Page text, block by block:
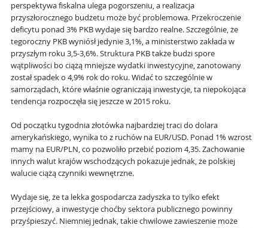
perspektywa fiskalna ulega pogorszeniu, a realizacja
przyszłorocznego budżetu może być problemowa. Przekroczenie
deficytu ponad 3% PKB wydaje się bardzo realne. Szczególnie, że
tegoroczny PKB wyniósł jedynie 3,1%, a ministerstwo zakłada w
przyszłym roku 3,5-3,6%. Struktura PKB także budzi spore
wątpliwości bo ciążą mniejsze wydatki inwestycyjne, zanotowany
został spadek o 4,9% rok do roku. Widać to szczególnie w
samorządach, które właśnie ograniczają inwestycje, ta niepokojąca
tendencja rozpoczęła się jeszcze w 2015 roku.
Od początku tygodnia złotówka najbardziej traci do dolara
amerykańskiego, wynika to z ruchów na EUR/USD. Ponad 1% wzrost
mamy na EUR/PLN, co pozwoliło przebić poziom 4,35. Zachowanie
innych walut krajów wschodzących pokazuje jednak, że polskiej
walucie ciążą czynniki wewnętrzne.
Wydaje się, że ta lekka gospodarcza zadyszka to tylko efekt
przejściowy, a inwestycje choćby sektora publicznego powinny
przyśpieszyć. Niemniej jednak, takie chwilowe zawieszenie może